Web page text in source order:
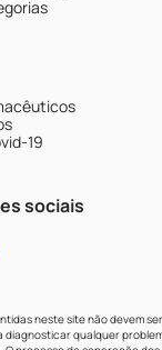
19
sociais
neste site não devem
diagnosticar qualquer